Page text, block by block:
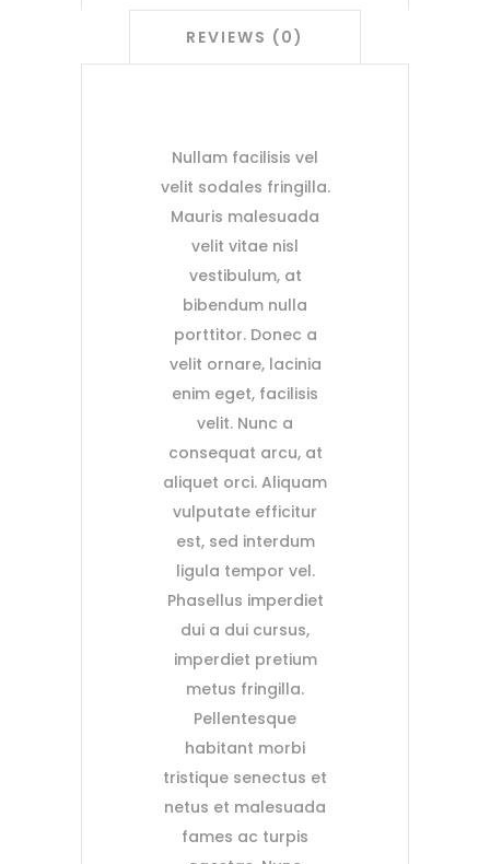
REVIEWS (0)
Nullam facilisis vel
velit sodales fringilla.
Mauris malesuada
velit vitae nisl
vestibulum, at
bibendum nulla
porttitor. Donec a
velit ornare, lacinia
enim eget, facilisis
velit. Nunc a
consequat arcu, at
aliquet orci. Aliquam
vulputate efficitur
est, sed interdum
ligula tempor vel.
Phasellus imperdiet
dui a dui cursus,
imperdiet pretium
metus fringilla.
Pellentesque
habitant morbi
tristique senectus et
netus et malesuada
fames ac turpis